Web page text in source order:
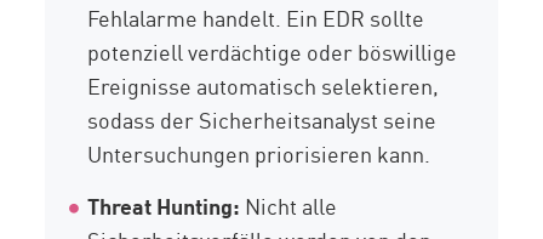
Fehlalarme handelt. Ein EDR sollte
potenziell verdächtige oder böswillige
Ereignisse automatisch selektieren,
sodass der Sicherheitsanalyst seine
Untersuchungen priorisieren kann.
Threat Hunting: Nicht alle